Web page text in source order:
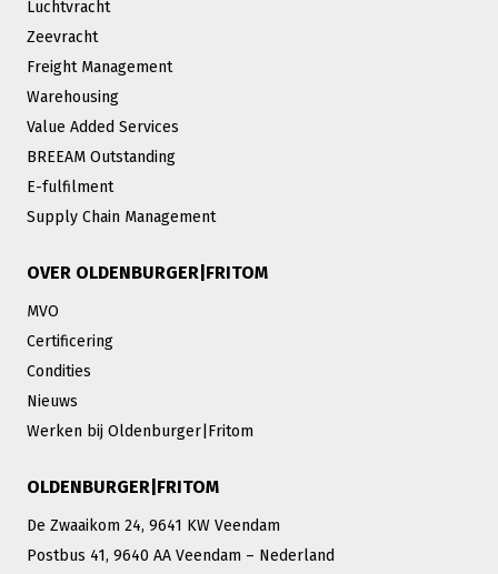
Luchtvracht
Zeevracht
Freight Management
Warehousing
Value Added Services
BREEAM Outstanding
E-fulfilment
Supply Chain Management
OVER OLDENBURGER|FRITOM
MVO
Certificering
Condities
Nieuws
Werken bij Oldenburger|Fritom
OLDENBURGER|FRITOM
De Zwaaikom 24, 9641 KW Veendam
Postbus 41, 9640 AA Veendam – Nederland